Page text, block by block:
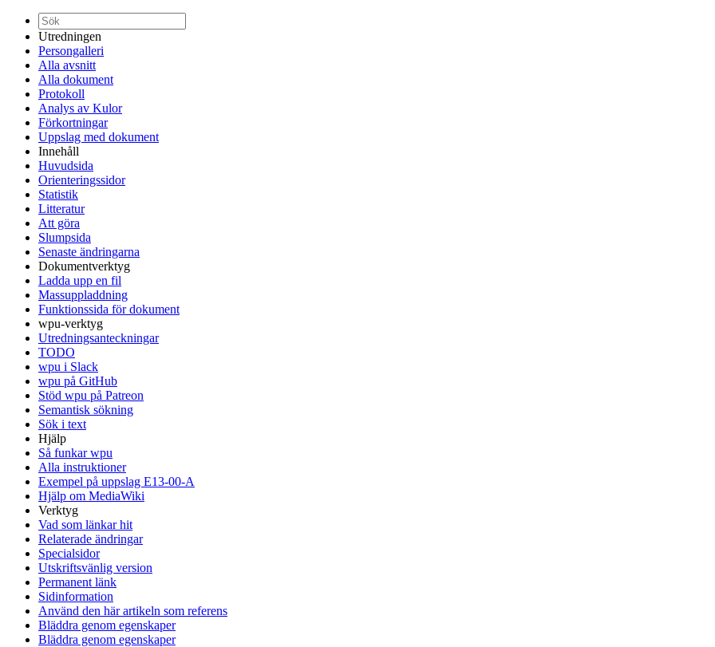
Utredningen
Persongalleri
Alla avsnitt
Alla dokument
Protokoll
Analys av Kulor
Förkortningar
Uppslag med dokument
Innehåll
Huvudsida
Orienteringssidor
Statistik
Litteratur
Att göra
Slumpsida
Senaste ändringarna
Dokumentverktyg
Ladda upp en fil
Massuppladdning
Funktionssida för dokument
wpu-verktyg
Utredningsanteckningar
TODO
wpu i Slack
wpu på GitHub
Stöd wpu på Patreon
Semantisk sökning
Sök i text
Hjälp
Så funkar wpu
Alla instruktioner
Exempel på uppslag E13-00-A
Hjälp om MediaWiki
Verktyg
Vad som länkar hit
Relaterade ändringar
Specialsidor
Utskriftsvänlig version
Permanent länk
Sidinformation
Använd den här artikeln som referens
Bläddra genom egenskaper
Bläddra genom egenskaper